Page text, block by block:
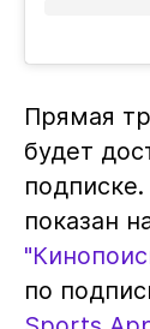
Прямая
будет
показан
по